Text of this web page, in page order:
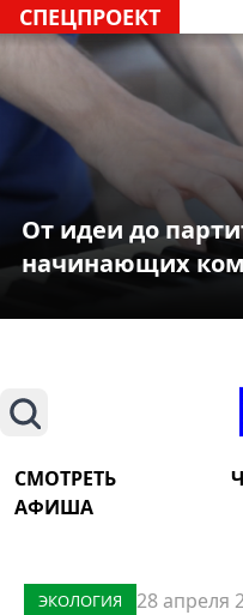
СПЕЦПРОЕКТ
От идеи до
начинающих
Поиск
СМОТРЕТЬ
АФИША
ЭКОЛОГИЯ 28 апреля